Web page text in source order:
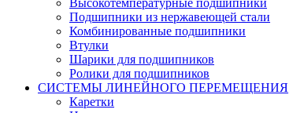
Высокотемпературные подшипники
Подшипники из нержавеющей стали
Комбинированные подшипники
Втулки
Шарики для подшипников
Ролики для подшипников
СИСТЕМЫ ЛИНЕЙНОГО ПЕРЕМЕЩЕНИЯ
Каретки